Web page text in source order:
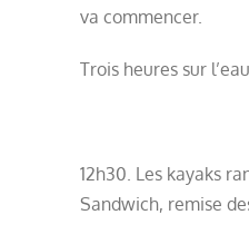
va commencer.
Trois heures sur
12h30. Les kayaks
Sandwich, remise